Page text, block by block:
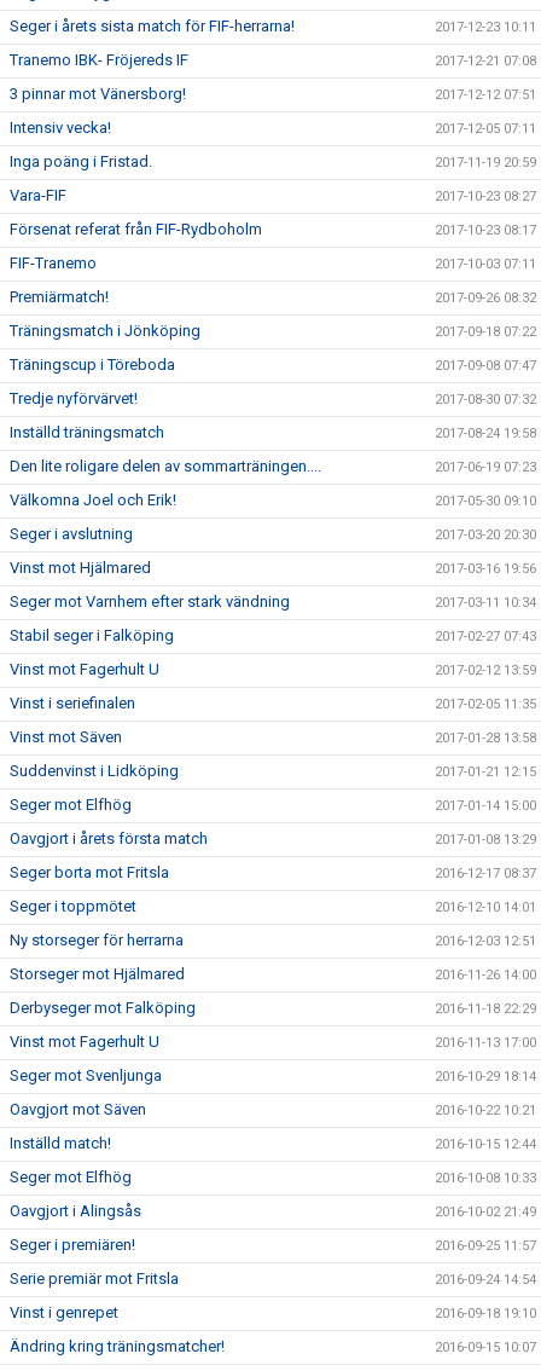
Seger i årets sista match för FIF-herrarna! 2017-12-23 10:11
Tranemo IBK- Fröjereds IF 2017-12-21 07:08
3 pinnar mot Vänersborg! 2017-12-12 07:51
Intensiv vecka! 2017-12-05 07:11
Inga poäng i Fristad. 2017-11-19 20:59
Vara-FIF 2017-10-23 08:27
Försenat referat från FIF-Rydboholm 2017-10-23 08:17
FIF-Tranemo 2017-10-03 07:11
Premiärmatch! 2017-09-26 08:32
Träningsmatch i Jönköping 2017-09-18 07:22
Träningscup i Töreboda 2017-09-08 07:47
Tredje nyförvärvet! 2017-08-30 07:32
Inställd träningsmatch 2017-08-24 19:58
Den lite roligare delen av sommarträningen.... 2017-06-19 07:23
Välkomna Joel och Erik! 2017-05-30 09:10
Seger i avslutning 2017-03-20 20:30
Vinst mot Hjälmared 2017-03-16 19:56
Seger mot Varnhem efter stark vändning 2017-03-11 10:34
Stabil seger i Falköping 2017-02-27 07:43
Vinst mot Fagerhult U 2017-02-12 13:59
Vinst i seriefinalen 2017-02-05 11:35
Vinst mot Säven 2017-01-28 13:58
Suddenvinst i Lidköping 2017-01-21 12:15
Seger mot Elfhög 2017-01-14 15:00
Oavgjort i årets första match 2017-01-08 13:29
Seger borta mot Fritsla 2016-12-17 08:37
Seger i toppmötet 2016-12-10 14:01
Ny storseger för herrarna 2016-12-03 12:51
Storseger mot Hjälmared 2016-11-26 14:00
Derbyseger mot Falköping 2016-11-18 22:29
Vinst mot Fagerhult U 2016-11-13 17:00
Seger mot Svenljunga 2016-10-29 18:14
Oavgjort mot Säven 2016-10-22 10:21
Inställd match! 2016-10-15 12:44
Seger mot Elfhög 2016-10-08 10:33
Oavgjort i Alingsås 2016-10-02 21:49
Seger i premiären! 2016-09-25 11:57
Serie premiär mot Fritsla 2016-09-24 14:54
Vinst i genrepet 2016-09-18 19:10
Ändring kring träningsmatcher! 2016-09-15 10:07